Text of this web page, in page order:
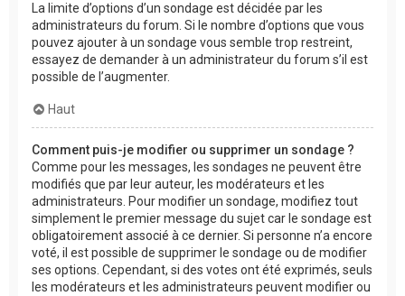
La limite d’options d’un sondage est décidée par les
administrateurs du forum. Si le nombre d’options que vous
pouvez ajouter à un sondage vous semble trop restreint,
essayez de demander à un administrateur du forum s’il est
possible de l’augmenter.
Haut
Comment puis-je modifier ou supprimer un sondage ?
Comme pour les messages, les sondages ne peuvent être
modifiés que par leur auteur, les modérateurs et les
administrateurs. Pour modifier un sondage, modifiez tout
simplement le premier message du sujet car le sondage est
obligatoirement associé à ce dernier. Si personne n’a encore
voté, il est possible de supprimer le sondage ou de modifier
ses options. Cependant, si des votes ont été exprimés, seuls
les modérateurs et les administrateurs peuvent modifier ou